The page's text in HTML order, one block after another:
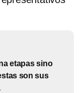
etapas sino
son sus